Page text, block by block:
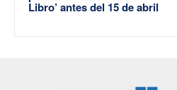
Libro’ antes del 15 de abril